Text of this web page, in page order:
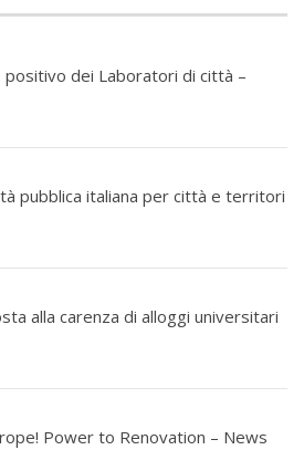
positivo dei Laboratori di città –
pubblica italiana per città e territori
alla carenza di alloggi universitari
Power to Renovation – News